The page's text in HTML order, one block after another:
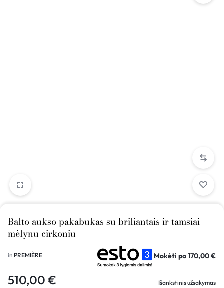
Balto aukso pakabukas su briliantais ir tamsiai
mėlynu cirkoniu
in PREMIÈRE Mokėti po170,00€
510,00 € Išankstinis užsakymas